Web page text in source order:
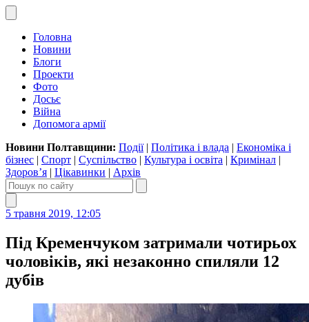
Головна
Новини
Блоги
Проекти
Фото
Досьє
Війна
Допомога армії
Новини Полтавщини: Події| Політика і влада | Економіка і
бізнес | Спорт | Суспільство | Культура і освіта | Кримінал |
Здоров’я | Цікавинки | Архів
5 травня 2019, 12:05
Під Кременчуком затримали чотирьох
чоловіків, які незаконно спиляли 12
дубів